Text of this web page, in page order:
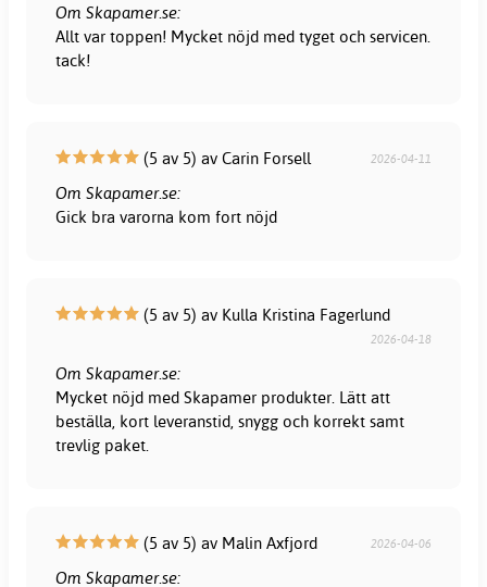
Om Skapamer.se:
Allt var toppen! Mycket nöjd med tyget och servicen.
tack!
(5 av 5) av Carin Forsell 2026-04-11
Om Skapamer.se:
Gick bra varorna kom fort nöjd
(5 av 5) av Kulla Kristina Fagerlund
2026-04-18
Om Skapamer.se:
Mycket nöjd med Skapamer produkter. Lätt att
beställa, kort leveranstid, snygg och korrekt samt
trevlig paket.
(5 av 5) av Malin Axfjord 2026-04-06
Om Skapamer.se: